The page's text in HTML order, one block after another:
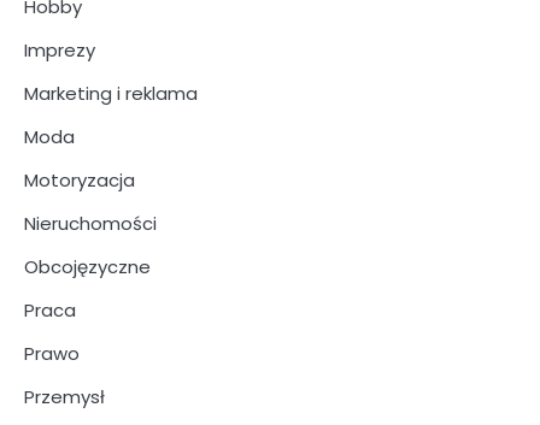
Hobby
Imprezy
Marketing i reklama
Moda
Motoryzacja
Nieruchomości
Obcojęzyczne
Praca
Prawo
Przemysł